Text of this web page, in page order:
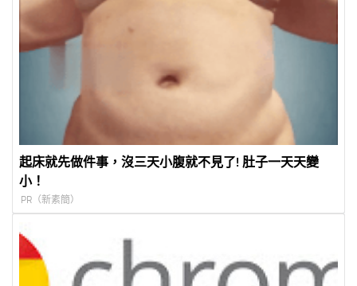
起床就先做件事，沒三天小腹就不見了! 肚子一天天變
小！
PR（新素簡）